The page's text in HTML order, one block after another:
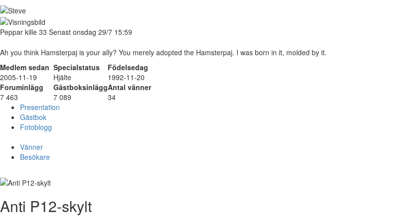
Peppar kille 33 Senast onsdag 29/7 15:59
Ah you think Hamsterpaj is your ally? You merely adopted the Hamsterpaj. I was born in it, molded by it.
Medlem sedan Specialstatus
Födelsedag
2005-11-19
Hjälte
1992-11-20
Foruminlägg
GästboksinläggAntal vänner
7 463
7 089
34
Presentation
Gästbok
Fotoblogg
Vänner
Besökare
Anti P12-skylt